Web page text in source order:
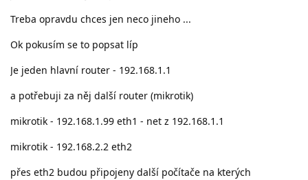
Treba opravdu chces jen neco jineho ...
Ok pokusím se to popsat líp
Je jeden hlavní router - 192.168.1.1
a potřebuji za něj další router (mikrotik)
mikrotik - 192.168.1.99 eth1 - net z 192.168.1.1
mikrotik - 192.168.2.2 eth2
přes eth2 budou připojeny další počítače na kterých